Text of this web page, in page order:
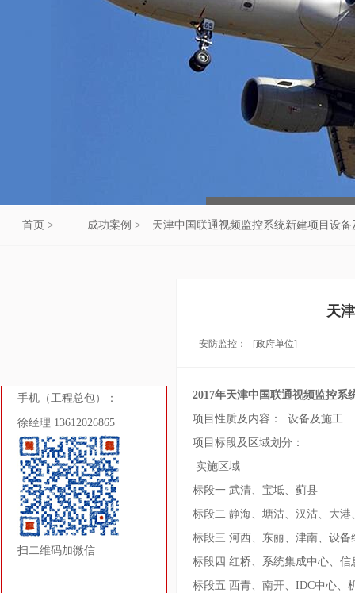
首页 > 成功案例 > 天津中国联通视频监控系统新建项目设
手机（工程总包）：
徐经理 13612026865
扫二维码加微信
天
安防监控： [政府单位]
2017年天津中国联通视频监控
项目性质及内容： 设备及施工
项目标段及区域划分：
实施区域
标段一 武清、宝坻、蓟
标段二 静海、塘沽、汉沽、
标段三 河西、东丽、津南、设备
标段四 红桥、系统集成中心、信
标段五 西青、南开、IDC中